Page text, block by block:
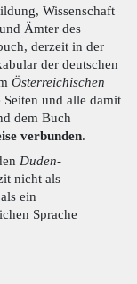
Wissenschaft
Ämter des
derzeit in der
der deutschen
Österreichischen
Seiten und alle damit
dem Buch
verbunden.
Duden-
nicht als
ein
Sprache